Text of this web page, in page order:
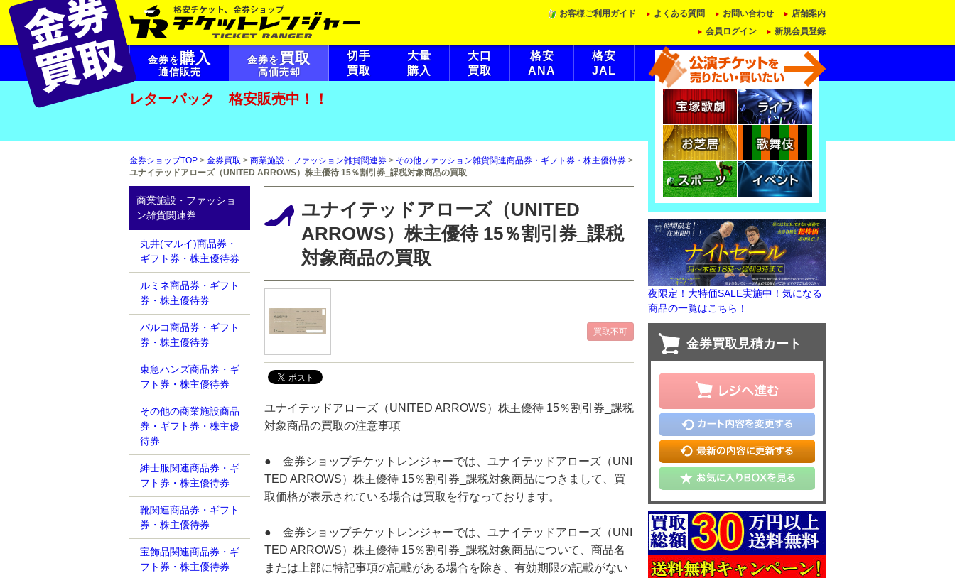
お客様ご利用ガイド よくある質問 お問い合わせ
店舗案内
会員ログイン
新規会員登録
金券を購入
通信販売
金券を買取
高価売却
切手
買取
大量
購入
大口
買取
格安
ANA
格安
JAL
レターパック 格安販売中！！
金券ショップTOP > 金券買取 > 商業施設・ファッション雑貨関連券 > その他ファッション雑貨関連商品券・ギフト券・株主優待券 >
ユナイテッドアローズ（UNITED ARROWS）株主優待 15％割引券_課税対象商品の買取
ユナイテッドアローズ（UNITED
ARROWS）株主優待 15％割引券_課税
対象商品の買取
ユナイテッドアローズ（UNITED ARROWS）株主優待 15％割引券_課税
対象商品の買取の注意事項
● 金券ショップチケットレンジャーでは、ユナイテッドアローズ（UNI
TED ARROWS）株主優待 15％割引券_課税対象商品につきまして、買
取価格が表示されている場合は買取を行なっております。
● 金券ショップチケットレンジャーでは、ユナイテッドアローズ（UNI
TED ARROWS）株主優待 15％割引券_課税対象商品について、商品名
または上部に特記事項の記載がある場合を除き、有効期限の記載がない
商業施設・ファッショ
ン雑貨関連券
丸井(マルイ)商品券・
ギフト券・株主優待券
ルミネ商品券・ギフト
券・株主優待券
パルコ商品券・ギフト
券・株主優待券
東急ハンズ商品券・ギ
フト券・株主優待券
その他の商業施設商品
券・ギフト券・株主優
待券
紳士服関連商品券・ギ
フト券・株主優待券
靴関連商品券・ギフト
券・株主優待券
宝飾品関連商品券・ギ
フト券・株主優待券
夜限定！大特価SALE実施中！気になる
商品の一覧はこちら！
金券買取見積カート